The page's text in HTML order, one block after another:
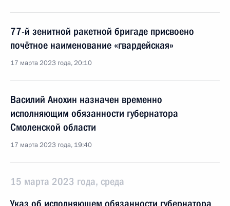
77-й зенитной ракетной бригаде присвоено
почётное наименование «гвардейская»
17 марта 2023 года, 20:10
Василий Анохин назначен временно
исполняющим обязанности губернатора
Смоленской области
17 марта 2023 года, 19:40
15 марта 2023 года, среда
Указ об исполняющем обязанности губернатора